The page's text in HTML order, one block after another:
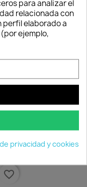
Acaricida...
favorite_border
favorite_border
para analizar el
relacionada con
perfil elaborado a
ejemplo,
privacidad y cookies